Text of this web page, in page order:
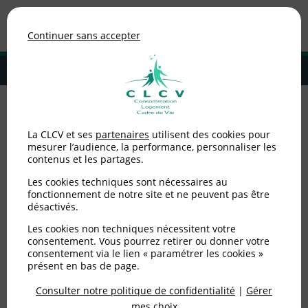
MENU
Adhérer à la CLCV
(LEP) : un produit d'épargne à promouvoir
Le livret d'épargne
populaire (LEP) : un
produit d'épargne à
promouvoir
Publié le01/02/2025(mis à jour le31/01/2025)
Continuer sans accepter
La CLCV et ses partenaires utilisent des cookies pour
mesurer l’audience, la performance, personnaliser les
contenus et les partages.
Les cookies techniques sont nécessaires au
fonctionnement de notre site et ne peuvent pas être
désactivés.
Les cookies non techniques nécessitent votre
consentement. Vous pourrez retirer ou donner votre
consentement via le lien « paramétrer les cookies »
présent en bas de page.
Consulter notre politique de confidentialité | Gérer